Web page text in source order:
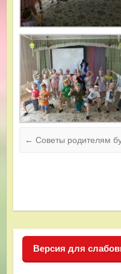
← Советы родителям
Версия для